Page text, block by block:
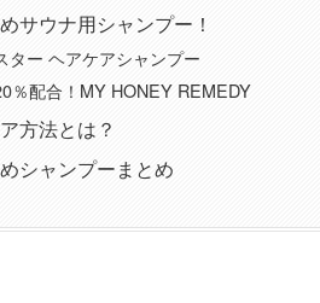
サウナ用シャンプー！
ター ヘアケアシャンプー
％配合！MY HONEY REMEDY
方法とは？
シャンプーまとめ